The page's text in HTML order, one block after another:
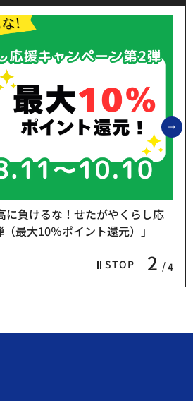
STOP 2 4
に負けるな！せたがやくらし応
最大10％ポイント還元）」